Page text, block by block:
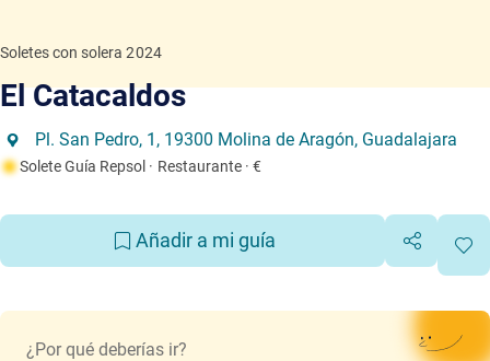
Soletes con solera 2024
El Catacaldos
Pl. San Pedro, 1, 19300 Molina de Aragón, Guadalajara
Solete Guía Repsol · Restaurante · €
Añadir a mi guía
¿Por qué deberías ir?